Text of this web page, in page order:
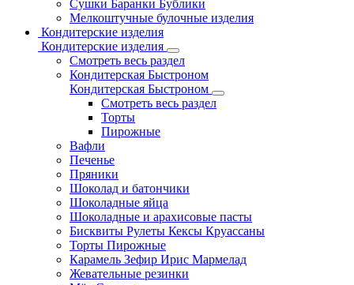
Сушки Баранки Бублики
Мелкоштучные булочные изделия
Кондитерские изделия
Кондитерские изделия
Смотреть весь раздел
Кондитерская Быстроном
Кондитерская Быстроном
Смотреть весь раздел
Торты
Пирожные
Вафли
Печенье
Пряники
Шоколад и батончики
Шоколадные яйца
Шоколадные и арахисовые пасты
Бисквиты Рулеты Кексы Круассаны
Торты Пирожные
Карамель Зефир Ирис Мармелад
Жевательные резинки